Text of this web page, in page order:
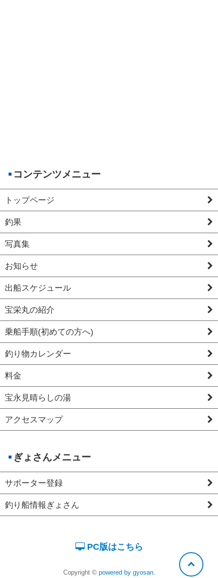
コンテンツメニュー
トップページ
釣果
写真集
お知らせ
出船スケジュール
宝栄丸の紹介
乗船手順(初めての方へ)
釣り物カレンダー
料金
宝永見晴らしの湯
アクセスマップ
ぎょさんメニュー
サポーター登録
釣り船情報ぎょさん
PC版はこちら
Copyright © powered by gyosan.